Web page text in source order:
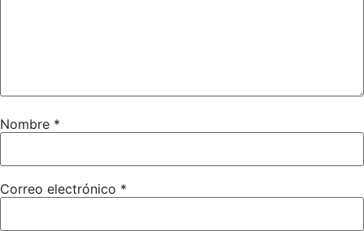
Nombre *
Correo electrónico *